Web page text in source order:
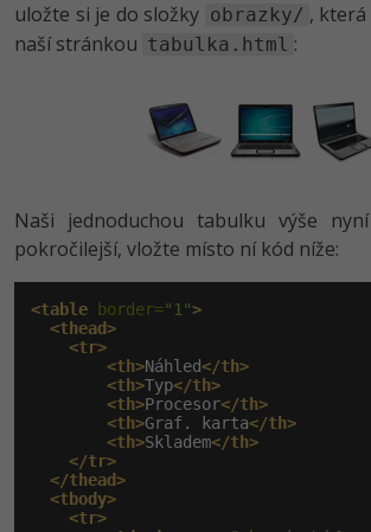
uložte si je do složky obrazky/ , která
naší stránkou tabulka.html :
Naši jednoduchou tabulku výše
pokročilejší, vložte místo ní kód níže:
<table border="1">
<thead>
<tr>
<th>Náhled</th>
<th>Typ</th>
<th>Procesor</th>
<th>Graf. karta</th>
<th>Skladem</th>
</tr>
</thead>
<tbody>
<tr>